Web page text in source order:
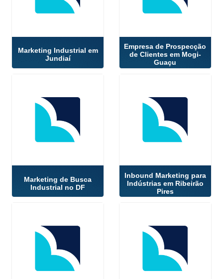
Marketing Industrial em
Jundiaí
Empresa de Prospecção
de Clientes em Mogi-
Guaçu
Marketing de Busca
Industrial no DF
Inbound Marketing para
Indústrias em Ribeirão
Pires